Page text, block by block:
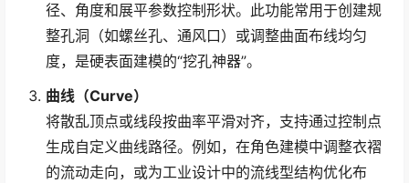
径、角度和展平参数控制形状。此功能常用于创建规
整孔洞（如螺丝孔、通风口）或调整曲面布线均匀
度，是硬表面建模的“挖孔神器”。
曲线（Curve）
将散乱顶点或线段按曲率平滑对齐，支持通过控制点
生成自定义曲线路径。例如，在角色建模中调整衣褶
的流动走向，或为工业设计中的流线型结构优化布